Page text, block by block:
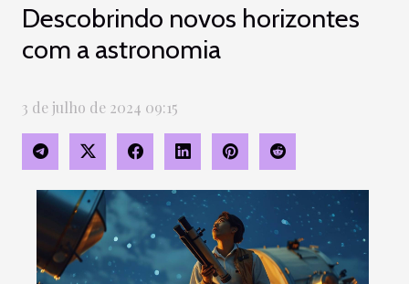
Descobrindo novos horizontes
com a astronomia
3 de julho de 2024 09:15